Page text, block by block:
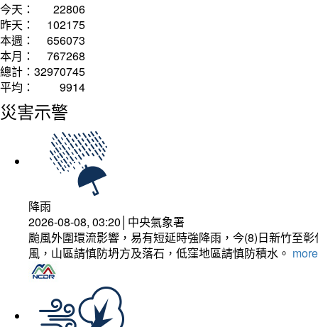
今天：
22806
昨天：
102175
本週：
656073
本月：
767268
總計： 32970745
平均：
9914
災害示警
降雨
2026-08-08, 03:20│中央氣象署
颱風外圍環流影響，易有短延時強降雨，今(8)日新竹至
風，山區請慎防坍方及落石，低窪地區請慎防積水。